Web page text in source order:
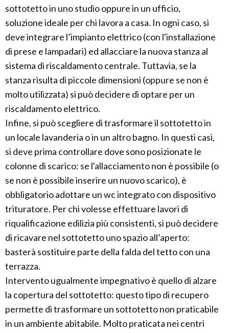
sottotetto in uno studio oppure in un ufficio,
soluzione ideale per chi lavora a casa. In ogni caso, si
deve integrare l’impianto elettrico (con l'installazione
di prese e lampadari) ed allacciare la nuova stanza al
sistema di riscaldamento centrale. Tuttavia, se la
stanza risulta di piccole dimensioni (oppure se non è
molto utilizzata) si può decidere di optare per un
riscaldamento elettrico.
Infine, si può scegliere di trasformare il sottotetto in
un locale lavanderia o in un altro bagno. In questi casi,
si deve prima controllare dove sono posizionate le
colonne di scarico: se l'allacciamento non è possibile (o
se non è possibile inserire un nuovo scarico), è
obbligatorio adottare un wc integrato con dispositivo
trituratore. Per chi volesse effettuare lavori di
riqualificazione edilizia più consistenti, si può decidere
di ricavare nel sottotetto uno spazio all’aperto:
basterà sostituire parte della falda del tetto con una
terrazza.
Intervento ugualmente impegnativo è quello di alzare
la copertura del sottotetto: questo tipo di recupero
permette di trasformare un sottotetto non praticabile
in un ambiente abitabile. Molto praticata nei centri